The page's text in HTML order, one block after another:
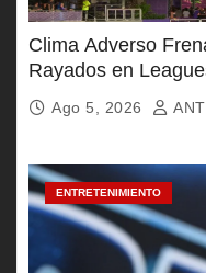
Clima Adverso
Rayados en
Ago 5, 2026
ENTRETENIMIENTO